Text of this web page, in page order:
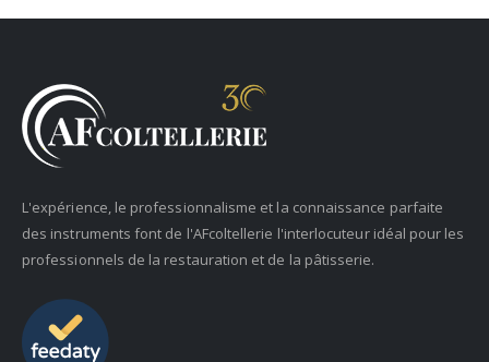
L'expérience, le professionnalisme et la connaissance parfaite
des instruments font de l'AFcoltellerie l'interlocuteur idéal pour les
professionnels de la restauration et de la pâtisserie.